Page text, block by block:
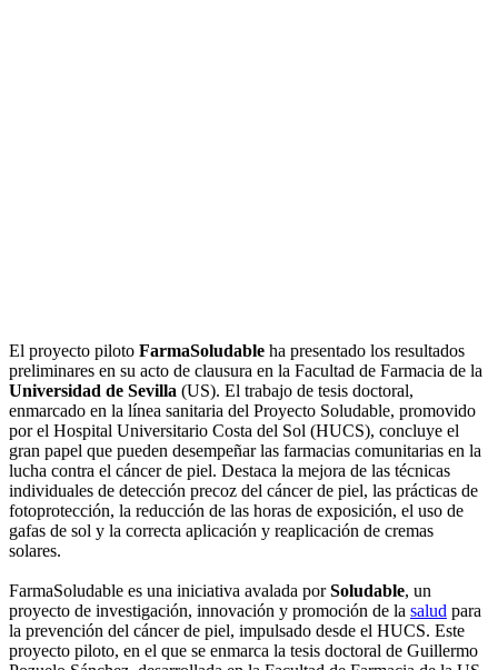
El proyecto piloto FarmaSoludable ha presentado los resultados
preliminares en su acto de clausura en la Facultad de Farmacia de la
Universidad de Sevilla (US). El trabajo de tesis doctoral,
enmarcado en la línea sanitaria del Proyecto Soludable, promovido
por el Hospital Universitario Costa del Sol (HUCS), concluye el
gran papel que pueden desempeñar las farmacias comunitarias en la
lucha contra el cáncer de piel. Destaca la mejora de las técnicas
individuales de detección precoz del cáncer de piel, las prácticas de
fotoprotección, la reducción de las horas de exposición, el uso de
gafas de sol y la correcta aplicación y reaplicación de cremas
solares.
FarmaSoludable es una iniciativa avalada porSoludable, un
proyecto de investigación, innovación y promoción de la salud para
la prevención del cáncer de piel, impulsado desde el HUCS. Este
proyecto piloto, en el que se enmarca la tesis doctoral de Guillermo